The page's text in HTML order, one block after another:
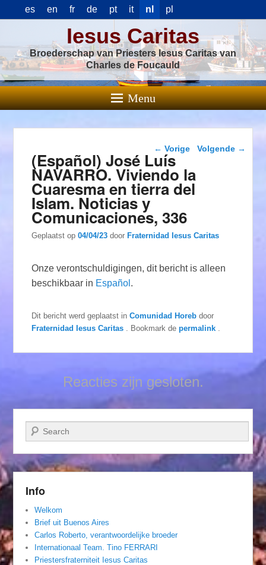
es en fr de pt it nl pl
Iesus Caritas
Broederschap van Priesters Iesus Caritas van
Charles de Foucauld
Menu
Berichtnavigatie
← Vorige Volgende →
(Español) José Luís
NAVARRO. Viviendo la
Cuaresma en tierra del
Islam. Noticias y
Comunicaciones, 336
Geplaatst op04/04/23 doorFraternidad Iesus Caritas
Onze verontschuldigingen, dit bericht is alleen
beschikbaar in Español .
Dit bericht werd geplaatst inComunidad Horeb door
Fraternidad Iesus Caritas
. Bookmark depermalink
Reacties zijn gesloten.
Zoeken
Info
Welkom
Brief uit Buenos Aires
Carlos Roberto, verantwoordelijke broeder
Internationaal Team. Tino FERRARI
Priestersfraterniteit Iesus Caritas